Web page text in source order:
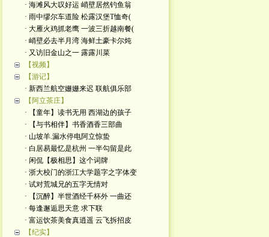
· 海滩风大叹好运 峭壁居然钓鱼翁
· 雨中缪尔车道险 松露汉堡T恤奇(
· 大雁火鸡抓老鹰 一波三折越南餐(
· 峭壁必去半月湾 海鲜土豪卡尔炖
· 又访旧金山之一 露露川菜
【视频】
【游记】
· 新西兰航空姗姗来迟 联航俱乐部
【阿立茶庄】
· 【童年】读书无用 西湖边的孩子
· 【与书相伴】书香酒香三部曲
· 山坡羊.漏水停电阿立惊蛰
· 白居易最忆是杭州 一半勾留是此
· 闲侃【极相思】这个词牌
· 浙大校门的浙江大学题字之字体变
· 试对荒城兄的五字无情对
· 【沉醉】半世酒经千杯外 一曲还
· 每逢邂逅思天意 求下联
· 富运饮茶美食真逍遥 云飞拆招皮
【纪实】